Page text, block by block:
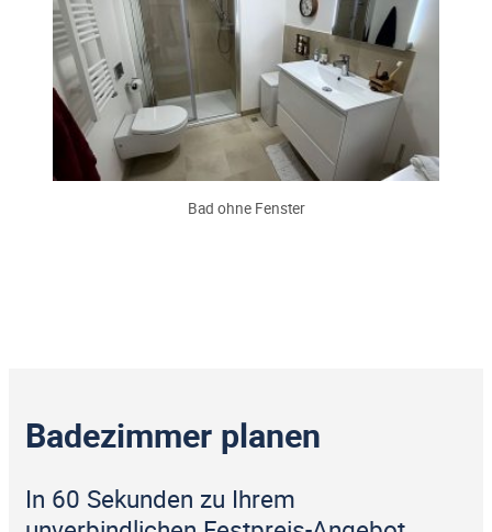
Bad ohne Fenster
Badezimmer planen
In 60 Sekunden zu Ihrem